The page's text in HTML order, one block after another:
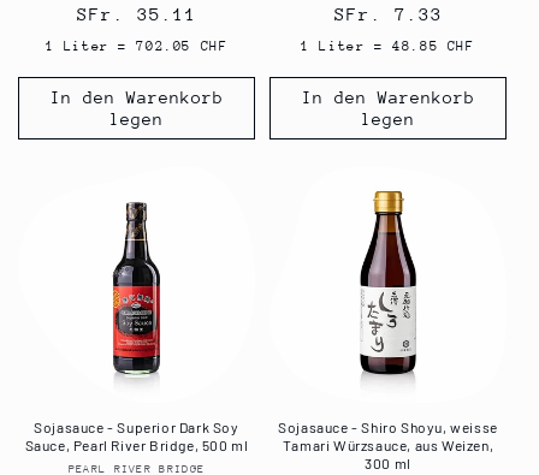
Normaler
Preis
SFr. 35.11
1 Liter = 702.05 CHF
In den Warenkorb
legen
Normaler
Preis
SFr. 7.33
1 Liter = 48.85 CHF
In den Warenkorb
legen
Sojasauce - Superior Dark Soy
Sauce, Pearl River Bridge, 500 ml
PEARL RIVER BRIDGE
Sojasauce - Shiro Shoyu, weisse
Tamari Würzsauce, aus Weizen,
300 ml